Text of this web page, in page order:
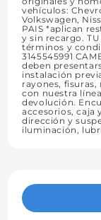
vehículos:
Volkswagen,
PAIS *aplican
y sin recargo. TU
términos y
3145545991
deben
instalación
rayones,
con nuestra
devolución.
accesorios, caja
dirección y
iluminación,